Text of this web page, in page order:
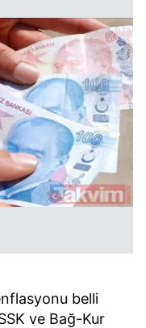
belli
ve Bağ-Kur